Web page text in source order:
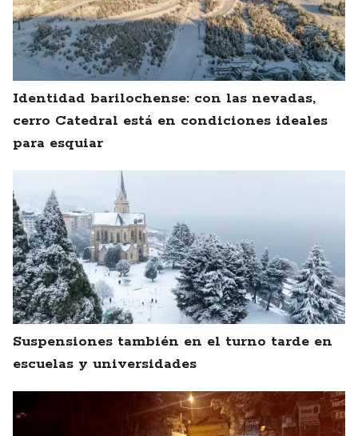
Identidad barilochense: con las nevadas,
cerro Catedral está en condiciones ideales
para esquiar
Suspensiones también en el turno tarde en
escuelas y universidades